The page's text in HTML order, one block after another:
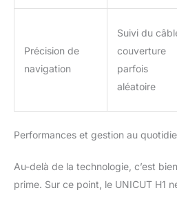
Précision de
navigation
Suivi du
couverture
parfois
aléatoire
Performances et gestion au
Au-delà de la technologie, c’est
prime. Sur ce point, le UNICUT H1